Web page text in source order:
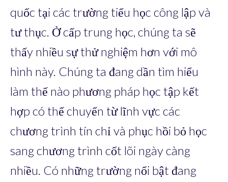
quốc tại các trường tiểu học công lập và
tư thục. Ở cấp trung học, chúng ta sẽ
thấy nhiều sự thử nghiệm hơn với mô
hình này. Chúng ta đang dần tìm hiểu
làm thế nào phương pháp học tập kết
hợp có thể chuyển từ lĩnh vực các
chương trình tín chỉ và phục hồi bỏ học
sang chương trình cốt lõi ngày càng
nhiều. Có những trường nổi bật đang